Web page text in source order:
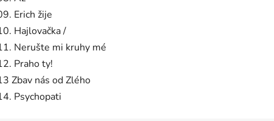
Erich žije
Hajlovačka /
Nerušte mi kruhy mé
Praho ty!
Zbav nás od Zlého
Psychopati